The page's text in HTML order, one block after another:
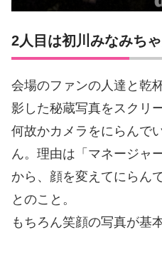
2人目は初川みなみち
会場のファンの人達と乾
影した秘蔵写真をスクリ
何故かカメラをにらんで
ん。理由は「マネージャ
から、顔を変えてにらん
とのこと。
もちろん笑顔の写真が基